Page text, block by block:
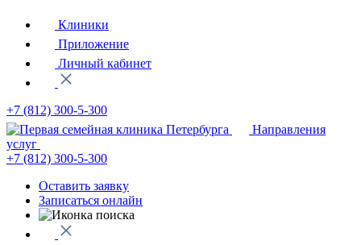
Клиники
Приложение
Личный кабинет
+7 (812) 300-5-300
Направления
услуг
+7 (812) 300-5-300
Оставить заявку
Записаться онлайн